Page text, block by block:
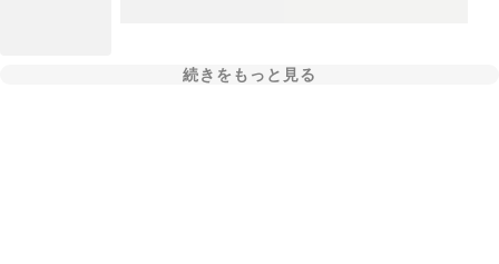
続きをもっと見る